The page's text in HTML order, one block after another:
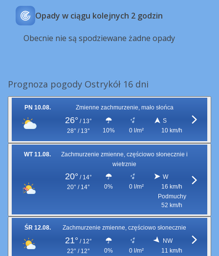
Opady w ciągu kolejnych 2 godzin
Obecnie nie są spodziewane żadne opady
Prognoza pogody Ostrykół 16 dni
PN 10.08. Zmienne zachmurzenie, mało słońca
26° / 13°
28° / 13°
10% 0 l/m²
S
10 km/h
WT 11.08.
Zachmurzenie zmienne, częściowo słonecznie i
wietrznie
20° / 14°
20° / 14°
0% 0 l/m²
W
16 km/h
Podmuchy
52 km/h
ŚR 12.08. Zachmurzenie zmienne, częściowo słonecznie
21° / 12°
22° / 12°
0% 0 l/m²
NW
11 km/h